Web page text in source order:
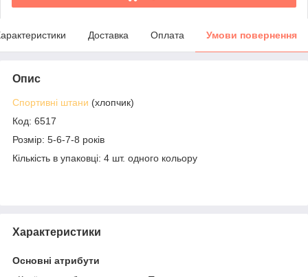
Доставка Оплата Умови повернення
Опис
Спортивні штани (хлопчик)
Код: 6517
Розмір: 5-6-7-8 років
Кількість в упаковці: 4 шт. одного кольору
Характеристики
Основні атрибути